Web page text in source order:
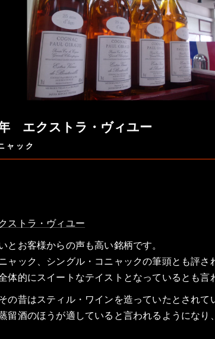
エクストラ・ヴィユー
ャック
トラ・ヴィユー
とお客様からの声も高い銘柄です。
ャック、シングル・コニャックの筆頭とも評さ
体的にスイートなテイストとなっているとも言
の昔はスティル・ワインを造っていたとされ
留酒のほうが適していると言われるようになり